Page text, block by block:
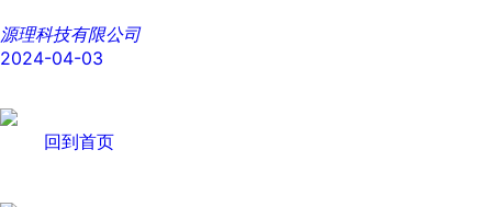
源理科技有限公司
2024-04-03
回到首页